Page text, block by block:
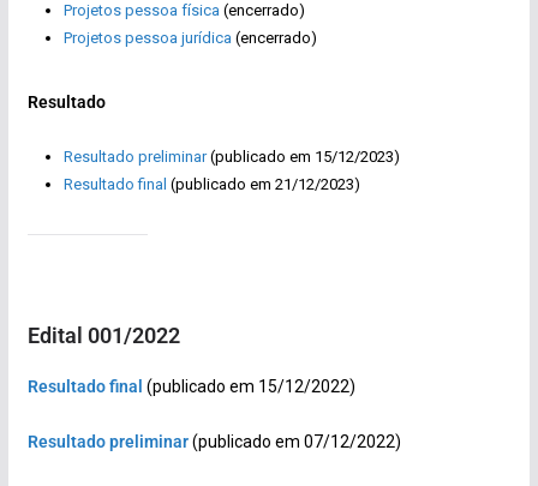
Projetos pessoa física (encerrado)
Projetos pessoa jurídica (encerrado)
Resultado
Resultado preliminar(publicado em 15/12/2023)
Resultado final (publicado em 21/12/2023)
Edital 001/2022
Resultado final (publicado em 15/12/2022)
Resultado preliminar(publicado em 07/12/2022)